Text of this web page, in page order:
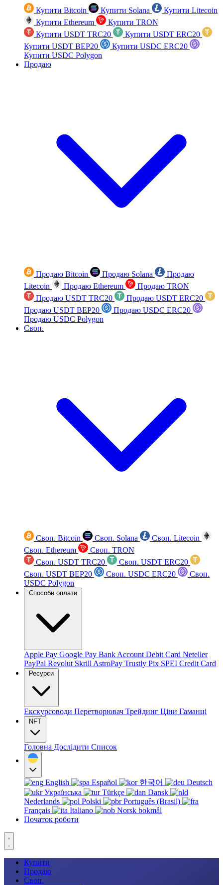
Купити Bitcoin Купити Solana
Купити Litecoin
Купити Ethereum
Купити TRON
Купити USDT TRC20
Купити USDT ERC20
Купити USDT BEP20
Купити USDC ERC20
Купити USDC Polygon
Продаю
Продаю Bitcoin Продаю Solana
Продаю
Litecoin
Продаю Ethereum
Продаю TRON
Продаю USDT TRC20
Продаю USDT ERC20
Продаю USDT BEP20
Продаю USDC ERC20
Продаю USDC Polygon
Своп.
Своп. Bitcoin Своп. Solana
Своп. Litecoin
Своп. Ethereum
Своп. TRON
Своп. USDT TRC20
Своп. USDT ERC20
Своп. USDT BEP20
Своп. USDC ERC20
Своп.
USDC Polygon
Способи оплати
Apple Pay Google Pay Bank Account Debit Card Neteller
PayPal Revolut Skrill AstroPay Trustly Pix SPEI Credit Card
Ресурси
Екскурсоводи Перетворювач Трейдинг Ціни Гаманці
NFT
Головна Дослідити Список
English Español 한국어
Deutsch
Українська
Türkçe
Dansk
Nederlands
Polski
Português (Brasil)
Français
Italiano
Norsk bokmål
Початок роботи
Купити
Продаю
Своп.